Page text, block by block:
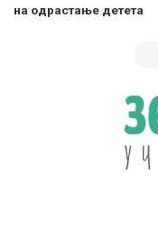
на одрастање детета